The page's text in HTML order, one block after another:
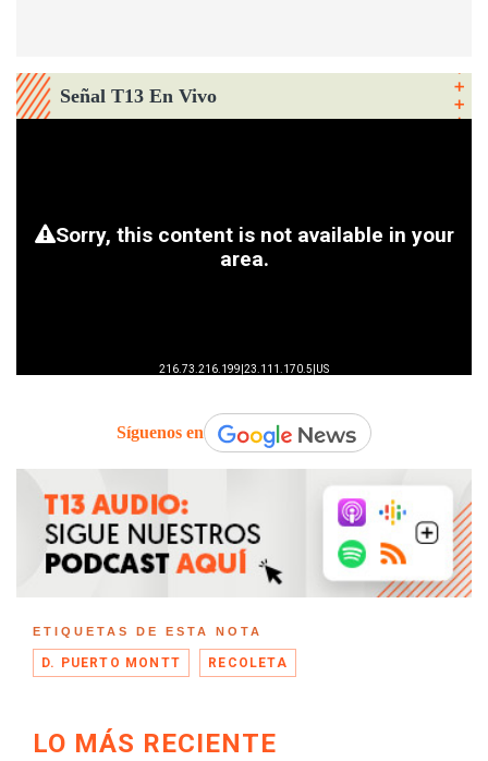
Señal T13 En Vivo
Síguenos en
ETIQUETAS DE ESTA NOTA
D. PUERTO MONTT RECOLETA
LO MÁS RECIENTE